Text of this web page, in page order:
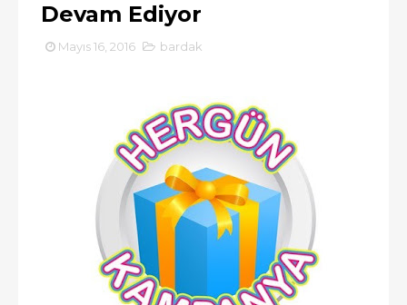
Devam Ediyor
Mayıs 16, 2016 bardak